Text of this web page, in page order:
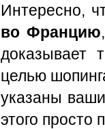
Интересно,
во Францию
доказывает
целью
указаны
этого просто